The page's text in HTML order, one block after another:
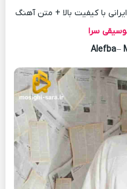
با کیفیت بالا + متن آهنگ
سرا
Alefba–